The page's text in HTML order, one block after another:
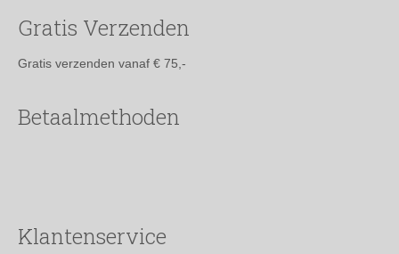
Gratis Verzenden
Gratis verzenden vanaf € 75,-
Betaalmethoden
Klantenservice